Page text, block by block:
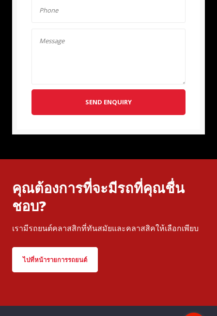
SEND ENQUIRY
คุณต้องการที่จะมีรถที่คุณชื่น
ชอบ?
เรามีรถยนต์คลาสสิกที่ทันสมัยและคลาสสิคให้เลือกเพียบ
ไปที่หน้ารายการรถยนต์